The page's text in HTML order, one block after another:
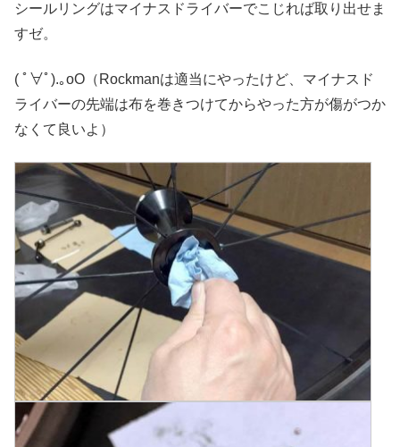
シールリングはマイナスドライバーでこじれば取り出せま
すゼ。
( ﾟ∀ﾟ).｡oO（Rockmanは適当にやったけど、マイナスド
ライバーの先端は布を巻きつけてからやった方が傷がつか
なくて良いよ）